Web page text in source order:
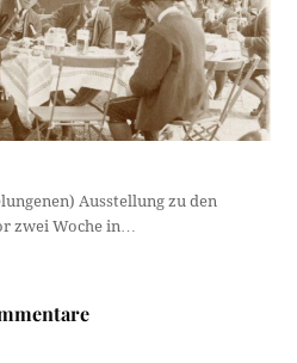
Ausstellung zu den
zwei Woche in…